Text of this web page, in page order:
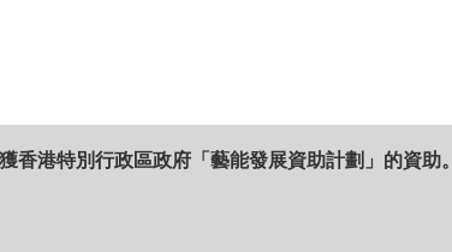
香港特別行政區政府「藝能發展資助計劃」的資助。